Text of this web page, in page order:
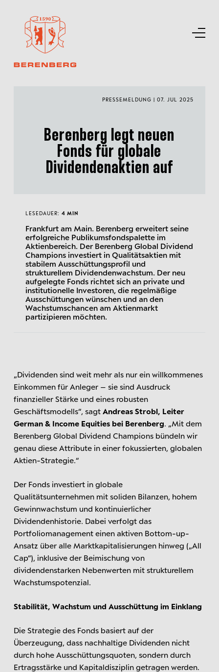
PRESSEMELDUNG | 07. JUL 2025
Berenberg legt neuen
Fonds für globale
Dividendenaktien auf
LESEDAUER: 4 MIN
Frankfurt am Main. Berenberg erweitert seine
erfolgreiche Publikumsfondspalette im
Aktienbereich. Der Berenberg Global Dividend
Champions investiert in Qualitätsaktien mit
stabilem Ausschüttungsprofil und
strukturellem Dividendenwachstum. Der neu
aufgelegte Fonds richtet sich an private und
institutionelle Investoren, die regelmäßige
Ausschüttungen wünschen und an den
Wachstumschancen am Aktienmarkt
partizipieren möchten.
„Dividenden sind weit mehr als nur ein willkommenes
Einkommen für Anleger – sie sind Ausdruck
finanzieller Stärke und eines robusten
Geschäftsmodells“, sagt Andreas Strobl, Leiter
German & Income Equities bei Berenberg. „Mit dem
Berenberg Global Dividend Champions bündeln wir
genau diese Attribute in einer fokussierten, globalen
Aktien-Strategie.“
Der Fonds investiert in globale
Qualitätsunternehmen mit soliden Bilanzen, hohem
Gewinnwachstum und kontinuierlicher
Dividendenhistorie. Dabei verfolgt das
Portfoliomanagement einen aktiven Bottom-up-
Ansatz über alle Marktkapitalisierungen hinweg („All
Cap“), inklusive der Beimischung von
dividendenstarken Nebenwerten mit strukturellem
Wachstumspotenzial.
Stabilität, Wachstum und Ausschüttung im Einklang
Die Strategie des Fonds basiert auf der
Überzeugung, dass nachhaltige Dividenden nicht
durch hohe Ausschüttungsquoten, sondern durch
Ertragsstärke und Kapitaldisziplin getragen werden.